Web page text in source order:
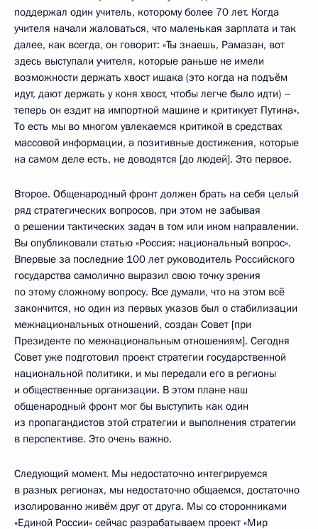
поддержал один учитель, которому более 70 лет. Когда
учителя начали жаловаться, что маленькая зарплата и так
далее, как всегда, он говорит: «Ты знаешь, Рамазан, вот
здесь выступали учителя, которые раньше не имели
возможности держать хвост ишака (это когда на подъём
идут, дают держать у коня хвост, чтобы легче было идти) –
теперь он ездит на импортной машине и критикует Путина».
То есть мы во многом увлекаемся критикой в средствах
массовой информации, а позитивные достижения, которые
на самом деле есть, не доводятся [до людей]. Это первое.
Второе. Общенародный фронт должен брать на себя целый
ряд стратегических вопросов, при этом не забывая
о решении тактических задач в том или ином направлении.
Вы опубликовали статью «Россия: национальный вопрос».
Впервые за последние 100 лет руководитель Российского
государства самолично выразил свою точку зрения
по этому сложному вопросу. Все думали, что на этом всё
закончится, но один из первых указов был о стабилизации
межнациональных отношений, создан Совет [при
Президенте по межнациональным отношениям]. Сегодня
Совет уже подготовил проект стратегии государственной
национальной политики, и мы передали его в регионы
и общественные организации. В этом плане наш
общенародный фронт мог бы выступить как один
из пропагандистов этой стратегии и выполнения стратегии
в перспективе. Это очень важно.
Следующий момент. Мы недостаточно интегрируемся
в разных регионах, мы недостаточно общаемся, достаточно
изолированно живём друг от друга. Мы со сторонниками
«Единой России» сейчас разрабатываем проект «Мир